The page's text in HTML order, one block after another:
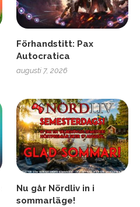
Förhandstitt: Pax
Autocratica
augusti 7, 2026
Nu går Nördliv in i
sommarläge!